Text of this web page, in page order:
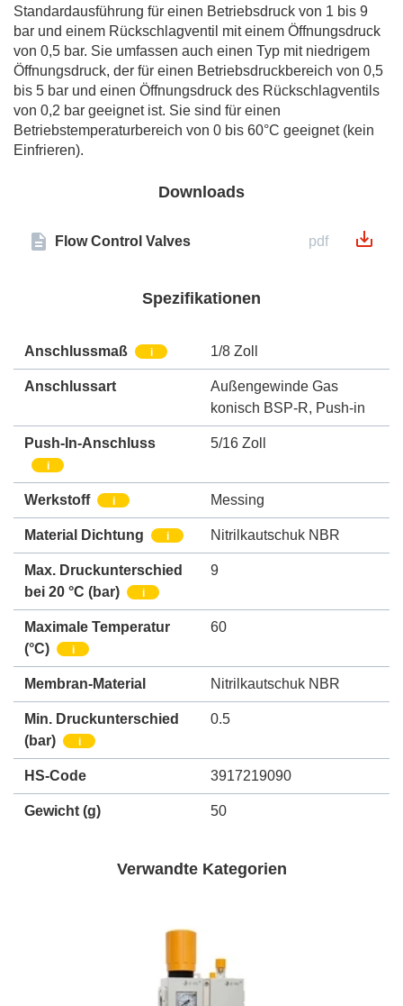
Standardausführung für einen Betriebsdruck von 1 bis 9
bar und einem Rückschlagventil mit einem Öffnungsdruck
von 0,5 bar. Sie umfassen auch einen Typ mit niedrigem
Öffnungsdruck, der für einen Betriebsdruckbereich von 0,5
bis 5 bar und einen Öffnungsdruck des Rückschlagventils
von 0,2 bar geeignet ist. Sie sind für einen
Betriebstemperaturbereich von 0 bis 60°C geeignet (kein
Einfrieren).
Downloads
Flow Control Valves pdf
Spezifikationen
Anschlussmaß i 1/8 Zoll
Anschlussart
Außengewinde Gas
konisch BSP-R, Push-in
Push-In-Anschluss
i
5/16 Zoll
Werkstoff i Messing
Material Dichtung i Nitrilkautschuk NBR
Max. Druckunterschied
bei 20 °C (bar)
i
9
Maximale Temperatur
(°C)
i
60
Membran-Material Nitrilkautschuk NBR
Min. Druckunterschied
(bar)
i
0.5
HS-Code 3917219090
Gewicht (g) 50
Verwandte Kategorien